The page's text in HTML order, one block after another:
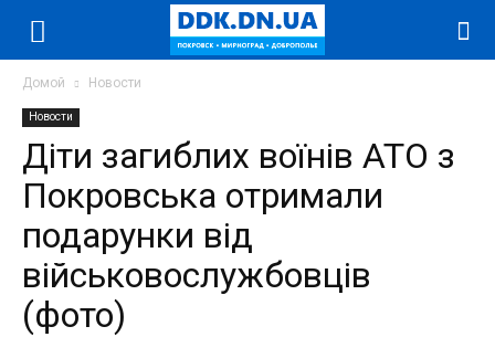
Домой Новости
Новости
Діти загиблих воїнів АТО з
Покровська отримали
подарунки від
військовослужбовців
(фото)